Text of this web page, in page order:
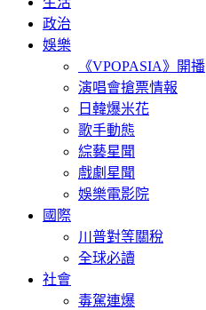
政治
娛樂
《VPOPASIA》開播
演唱會搶票情報
日韓爆米花
歌手動態
綜藝星聞
戲劇星聞
娛樂電影院
國際
川普對等關稅
全球必讀
社會
毒駕連爆